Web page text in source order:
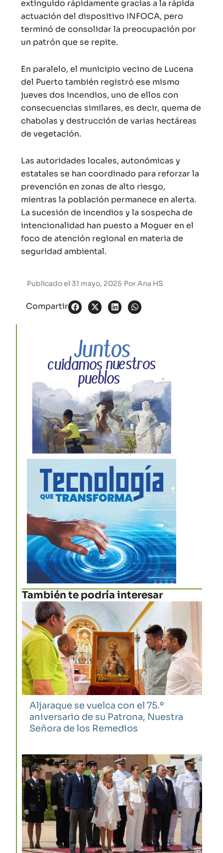
extinguido rápidamente gracias a la rápida
actuación del dispositivo INFOCA, pero
terminó de consolidar la preocupación por
un patrón que se repite.
En paralelo, el municipio vecino de Lucena
del Puerto también registró ese mismo
jueves dos incendios, uno de ellos con
consecuencias similares, es decir, quema de
chabolas y destrucción de varias hectáreas
de vegetación.
Las autoridades locales, autonómicas y
estatales se han coordinado para reforzar la
prevención en zonas de alto riesgo,
mientras la población permanece en alerta.
La sucesión de incendios y la sospecha de
intencionalidad han puesto a Moguer en el
foco de atención regional en materia de
seguridad ambiental.
Publicado el31 mayo, 2025 PorAna HS
Compartir
También te podría interesar
Aljaraque se vuelca con el 75.º
aniversario de su Patrona, Nuestra
Señora de los Remedios